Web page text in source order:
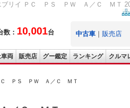
ブリイ ＰＣ ＰＳ ＰＷ Ａ／Ｃ ＭＴ
数： 10,001台 中古車 ｜ 販売店
両 販売店 グー鑑定 ランキング クルマ
Ｃ ＰＳ ＰＷ Ａ／Ｃ ＭＴ